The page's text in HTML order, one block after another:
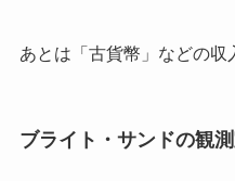
あとは「古貨幣」などの収
ブライト・サンドの観